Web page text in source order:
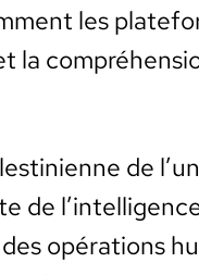
les
la
de
de
opéra­tions